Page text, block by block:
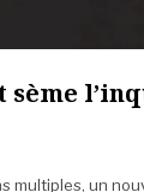
sème
multiples, un